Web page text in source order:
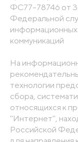
ФС77-78746 от
Федеральной
информационных
коммуникаций
На
технологии
сбора,
относящихся к
"Интернет",
Российской